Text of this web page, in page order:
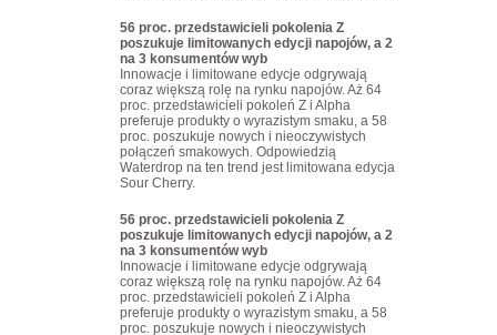
56 proc. przedstawicieli pokolenia Z
poszukuje limitowanych edycji napojów, a 2
na 3 konsumentów wyb
Innowacje i limitowane edycje odgrywają
coraz większą rolę na rynku napojów. Aż 64
proc. przedstawicieli pokoleń Z i Alpha
preferuje produkty o wyrazistym smaku, a 58
proc. poszukuje nowych i nieoczywistych
połączeń smakowych. Odpowiedzią
Waterdrop na ten trend jest limitowana edycja
Sour Cherry.
56 proc. przedstawicieli pokolenia Z
poszukuje limitowanych edycji napojów, a 2
na 3 konsumentów wyb
Innowacje i limitowane edycje odgrywają
coraz większą rolę na rynku napojów. Aż 64
proc. przedstawicieli pokoleń Z i Alpha
preferuje produkty o wyrazistym smaku, a 58
proc. poszukuje nowych i nieoczywistych